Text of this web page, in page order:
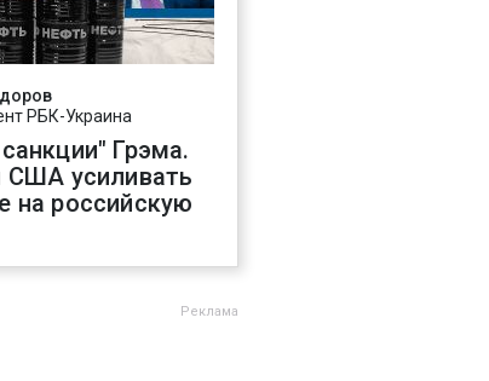
РБК-Украина
Грэма.
США усиливать
на российскую